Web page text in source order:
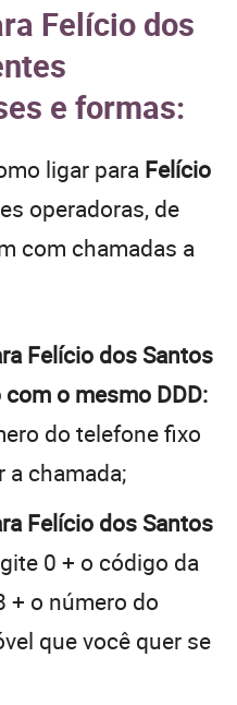
Felício dos
e formas:
ligar para Felício
operadoras, de
com chamadas a
Felício dos Santos
o mesmo DDD:
do telefone fixo
a chamada;
Felício dos Santos
0 + o código da
+ o número do
que você quer se